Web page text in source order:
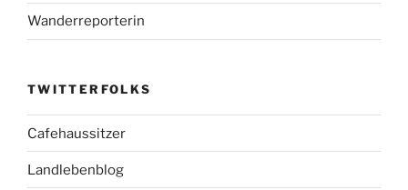
Wanderreporterin
TWITTERFOLKS
Cafehaussitzer
Landlebenblog